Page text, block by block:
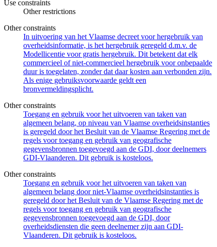
Use constraints
Other restrictions
Other constraints
In uitvoering van het Vlaamse decreet voor hergebruik van
overheidsinformatie, is het hergebruik geregeld d.m.v. de
Modellicentie voor gratis hergebruik. Dit betekent dat elk
commercieel of niet-commercieel hergebruik voor onbepaalde
duur is toegelaten, zonder dat daar kosten aan verbonden zijn.
Als enige gebruiksvoorwaarde geldt een
bronvermeldingsplicht.
Other constraints
Toegang en gebruik voor het uitvoeren van taken van
algemeen belang, op niveau van Vlaamse overheidsinstanties
is geregeld door het Besluit van de Vlaamse Regering met de
regels voor toegang en gebruik van geografische
gegevensbronnen toegevoegd aan de GDI, door deelnemers
GDI-Vlaanderen. Dit gebruik is kosteloos.
Other constraints
Toegang en gebruik voor het uitvoeren van taken van
algemeen belang door niet-Vlaamse overheidsinstanties is
geregeld door het Besluit van de Vlaamse Regering met de
regels voor toegang en gebruik van geografische
gegevensbronnen toegevoegd aan de GDI, door
overheidsdiensten die geen deelnemer zijn aan GDI-
Vlaanderen. Dit gebruik is kosteloos.